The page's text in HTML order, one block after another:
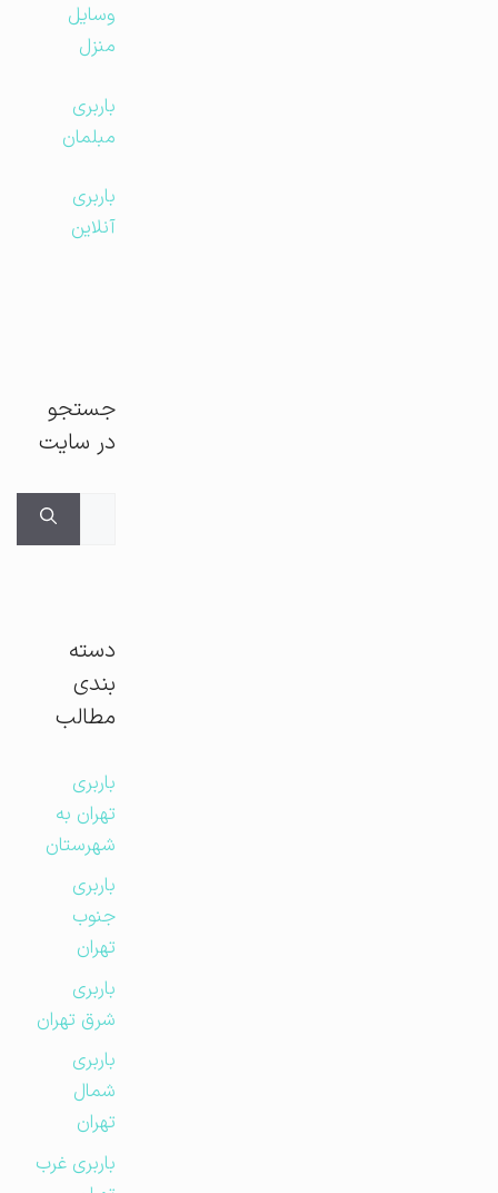
وسایل
منزل
باربری
مبلمان
باربری
آنلاین
جستجو
در سایت
دسته
بندی
مطالب
باربری
تهران به
شهرستان
باربری
جنوب
تهران
باربری
شرق تهران
باربری
شمال
تهران
باربری غرب